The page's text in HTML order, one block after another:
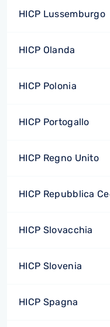
HICP Lussemburgo
HICP Olanda
HICP Polonia
HICP Portogallo
HICP Regno Unito
HICP Repubblica
HICP Slovacchia
HICP Slovenia
HICP Spagna